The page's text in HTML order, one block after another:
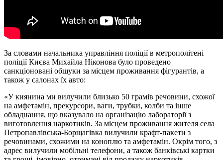
За словами начальника управління поліції в метрополітені
поліції Києва Михайла Ніконова було проведено
санкціоновані обшуки за місцем проживання фігурантів, а
також у салонах їх авто:
«У киянина ми вилучили близько 50 грамів речовини, схожої
на амфетамін, прекурсори, ваги, трубки, колби та інше
обладнання, що вказувало на організацію лабораторії з
виготовлення наркотиків. За місцем проживання жителя села
Петропавлівська-Борщагівка вилучили крафт-пакети з
речовинами, схожими на коноплю та амфетамін. Окрім того, з
адрес вилучили мобільні телефони, а також банківські картки